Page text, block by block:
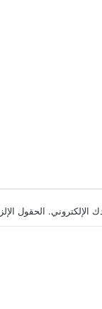
الإلكتروني. الحقول